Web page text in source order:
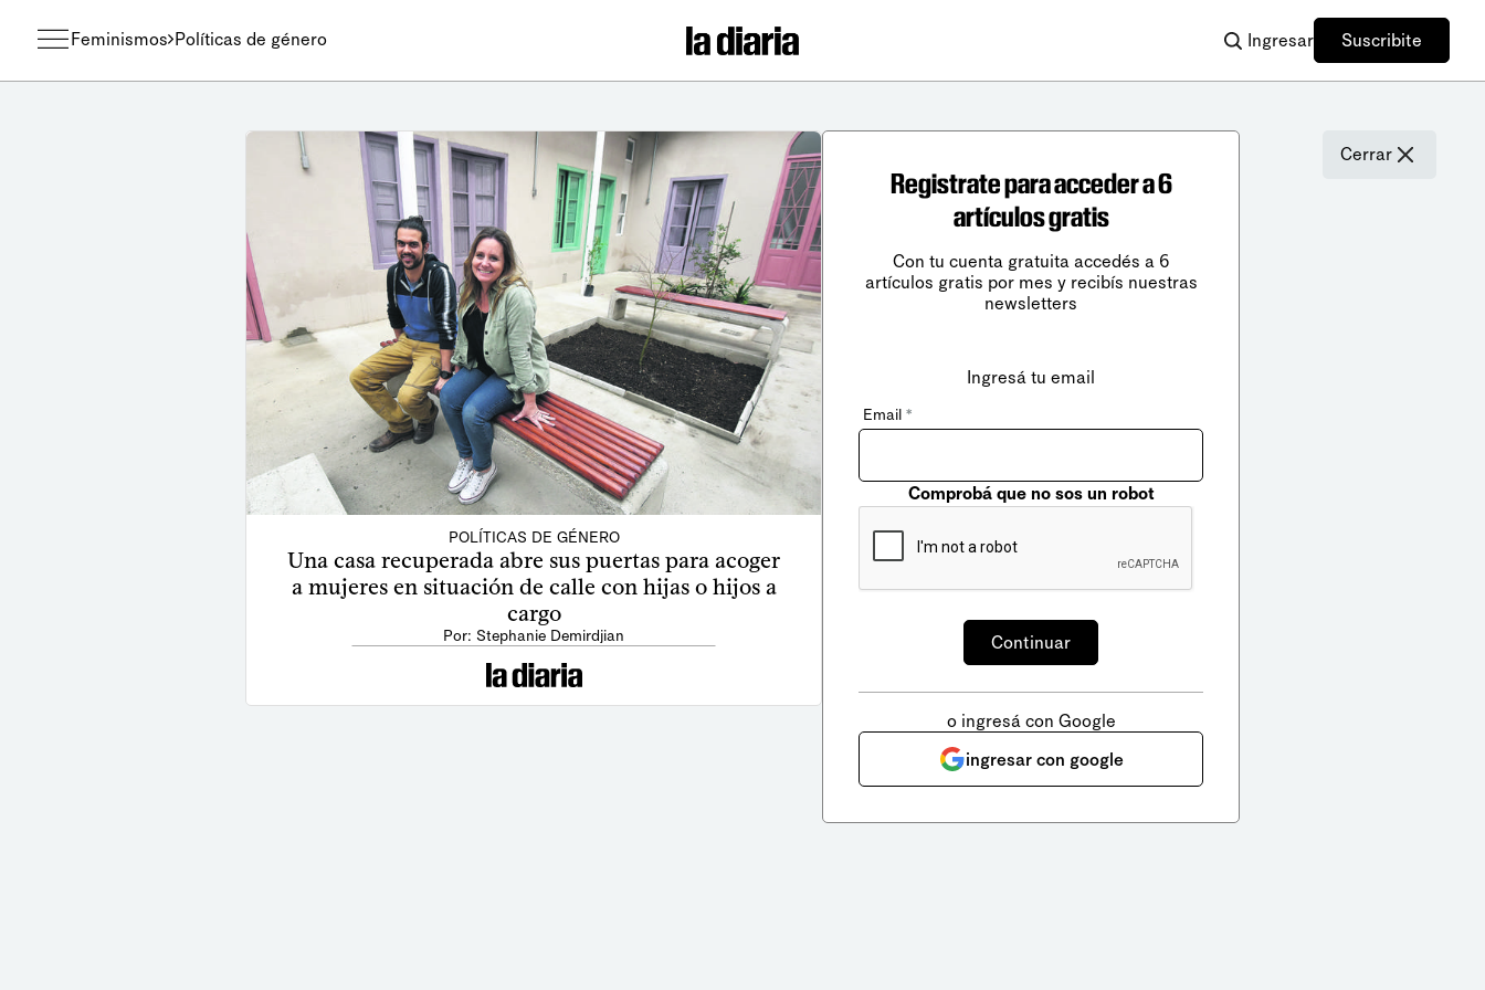
Feminismos Políticas de género Ingresar Suscribite
POLÍTICAS DE GÉNERO
Una casa recuperada abre sus puertas para acoger
a mujeres en situación de calle con hijas o hijos a
cargo
Por: Stephanie Demirdjian
Cerrar
Registrate para acceder a 6
artículos gratis
Con tu cuenta gratuita accedés a 6
artículos gratis por mes y recibís nuestras
newsletters
Ingresá tu email
Email *
Comprobá que no sos un robot
o ingresá con Google
ingresar con google